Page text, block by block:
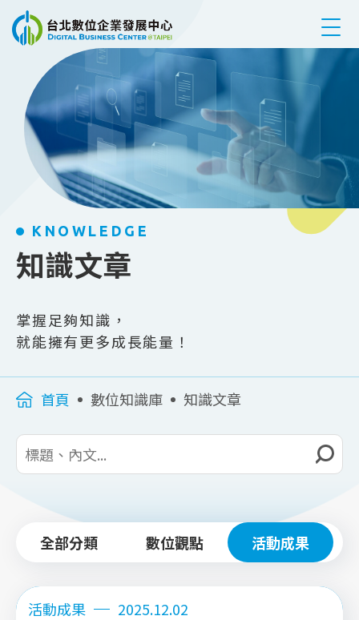
跳到主要內容
KNOWLEDGE
知識文章
掌握足夠知識，
就能擁有更多成長能量！
首頁 數位知識庫 知識文章
全部分類 數位觀點 活動成果
活動成果 2025.12.02